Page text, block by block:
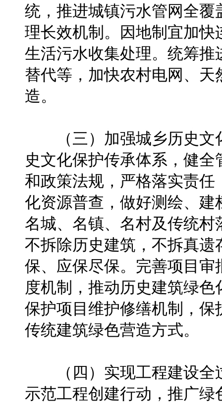
统，推进城镇污水管网全
理长效机制。因地制宜加
生活污水收集处理。统筹
替代等，加快农村电网、
造。
（三）加强城乡历史文
史文化保护传承体系，健
和政策法规，严格落实责
化资源普查，做好测绘、
名城、名镇、名村及传统
不拆除历史建筑，不拆真
保、应保尽保。完善项目
度机制，推动历史建筑绿
保护项目维护修缮机制，
传统建筑绿色营造方式。
（四）实现工程建设全
示范工程创建行动，推广